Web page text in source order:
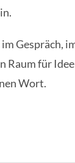
Gespräch,
Raum für
Wort.